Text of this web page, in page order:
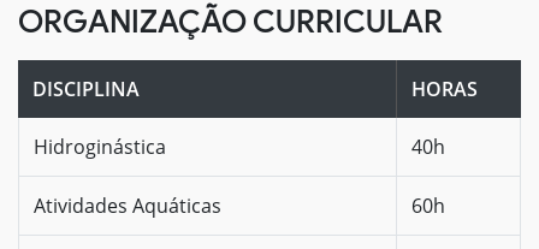
ORGANIZAÇÃO CURRICULAR
DISCIPLINA HORAS
Hidroginástica 40h
Atividades Aquáticas 60h